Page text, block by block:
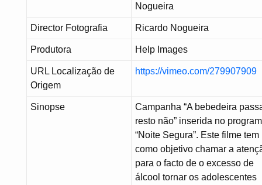
Nogueira
Director Fotografia Ricardo Nogueira
Produtora Help Images
URL Localização de
Origem
https://vimeo.com/279907909
Sinopse
Campanha “A bebedeira
resto não” inserida no
“Noite Segura”. Este filme tem
como objetivo chamar a
para o facto de o excesso de
álcool tornar os adolescentes